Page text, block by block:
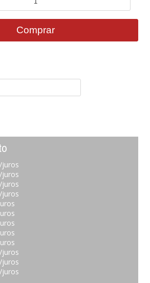
juros
juros
juros
juros
juros
juros
juros